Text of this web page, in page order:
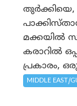
മക്കയിൽ
കരാറിൽ
പ്രകാരം,
MIDDLE EAST/